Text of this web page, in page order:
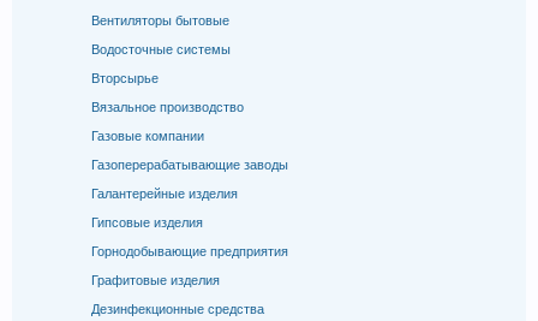
Вентиляторы бытовые
Водосточные системы
Вторсырье
Вязальное производство
Газовые компании
Газоперерабатывающие заводы
Галантерейные изделия
Гипсовые изделия
Горнодобывающие предприятия
Графитовые изделия
Дезинфекционные средства